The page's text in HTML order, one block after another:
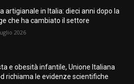
artigianale in Italia: dieci anni dopo la
che ha cambiato il settore
2026
e obesità infantile, Unione Italiana
richiama le evidenze scientifiche